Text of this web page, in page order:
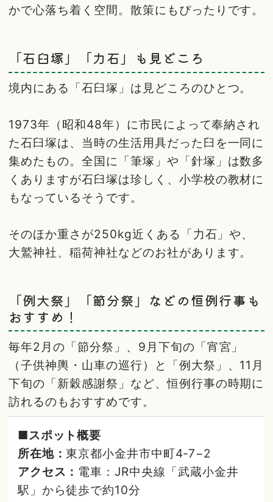
かで心落ち着く空間。散策にもぴったりです。
「石臼塚」「力石」も見どころ
境内にある「石臼塚」は見どころのひとつ。
1973年（昭和48年）に市民によって奉納され
た石臼塚は、当時の生活用具だった臼を一同に
集めたもの。全国に「筆塚」や「針塚」は数多
くありますが石臼塚は珍しく、小学校の教材に
もなっているそうです。
そのほか重さが250kg近くある「力石」や、
大鷲神社、稲荷神社などのお社があります。
「例大祭」「節分祭」などの恒例行事も
おすすめ！
毎年2月の「節分祭」、9月下旬の「宵宮」
（子供神輿・山車の巡行）と「例大祭」、11月
下旬の「新穀感謝祭」など、恒例行事の時期に
訪れるのもおすすめです。
■スポット概要
所在地：東京都小金井市中町4‐7−2
アクセス： 電車：JR中央線「武蔵小金井
駅」から徒歩で約10分